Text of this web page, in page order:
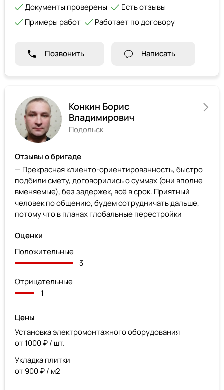
Документы проверены
Есть отзывы
Примеры работ
Работает по договору
Позвонить Написать
Конкин Борис
Владимирович
Подольск
Отзывы о бригаде
— Прекрасная клиенто-ориентированность, быстро
подбили смету, договорились о суммах (они вполне
вменяемые), без задержек, всё в срок. Приятный
человек по общению, будем сотрудничать дальше,
потому что в планах глобальные перестройки
Оценки
Положительные
3
Отрицательные
1
Цены
Установка электромонтажного оборудования
от 1000 ₽ / шт.
Укладка плитки
от 900 ₽ / м2